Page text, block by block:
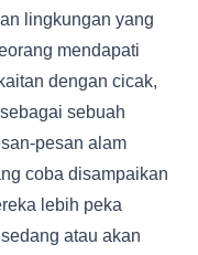
lingkungan yang
mendapati
dengan cicak,
sebuah
pesan alam
coba disampaikan
lebih peka
atau akan